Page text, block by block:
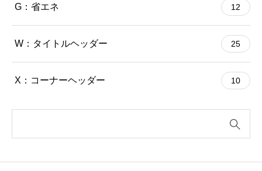
G：省エネ 12
W：タイトルヘッダー 25
X：コーナーヘッダー 10